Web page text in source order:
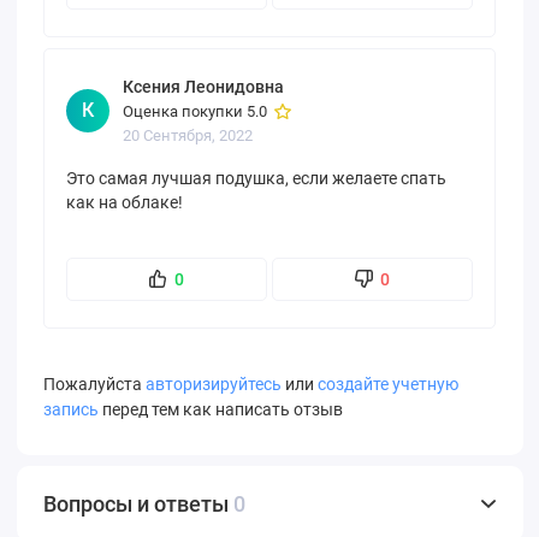
К
Ксения Леонидовна
Оценка покупки 5.0
20 Сентября, 2022
Это самая лучшая подушка, если желаете спать
как на облаке!
0 0
Пожалуйста авторизируйтесь или создайте учетную
запись перед тем как написать отзыв
Вопросы и ответы 0